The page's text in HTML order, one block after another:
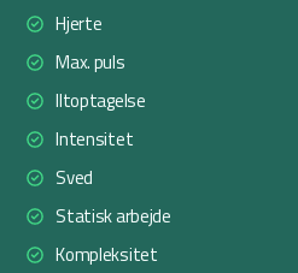
Hjerte
Max. puls
Iltoptagelse
Intensitet
Sved
Statisk arbejde
Kompleksitet